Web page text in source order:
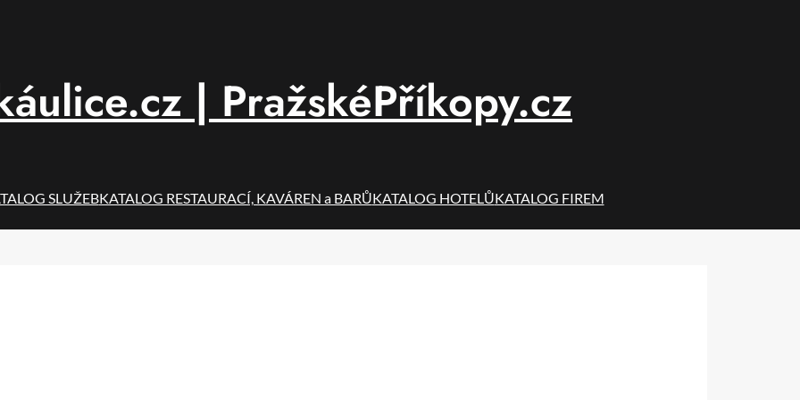
| PražskéPříkopy.cz
SLUŽEBKATALOG RESTAURACÍ, KAVÁREN a BARŮKATALOG HOTELŮKATALOG FIREM